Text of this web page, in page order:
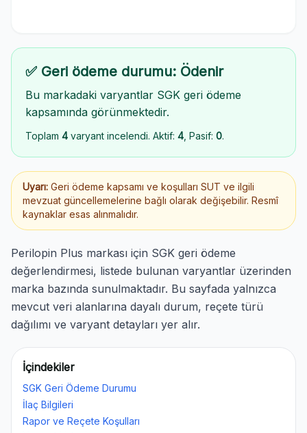
✅ Geri ödeme durumu: Ödenir
Bu markadaki varyantlar SGK geri ödeme
kapsamında görünmektedir.
Toplam 4 varyant incelendi. Aktif: 4 , Pasif: 0.
Uyarı: Geri ödeme kapsamı ve koşulları SUT ve ilgili
mevzuat güncellemelerine bağlı olarak değişebilir. Resmî
kaynaklar esas alınmalıdır.
Perilopin Plus markası için SGK geri ödeme
değerlendirmesi, listede bulunan varyantlar üzerinden
marka bazında sunulmaktadır. Bu sayfada yalnızca
mevcut veri alanlarına dayalı durum, reçete türü
dağılımı ve varyant detayları yer alır.
İçindekiler
SGK Geri Ödeme Durumu
İlaç Bilgileri
Rapor ve Reçete Koşulları